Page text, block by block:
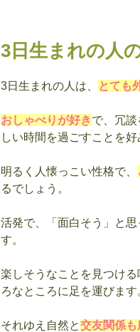
3日生まれの人
3日生まれの人は、 とても
おしゃべりが好きで、冗
しい時間を過ごすことを好
明るく人懐っこい性格で、
るでしょう。
活発で、「面白そう」と
す。
楽しそうなことを見つけ
ろなところに足を運びます
それゆえ自然と交友関係も